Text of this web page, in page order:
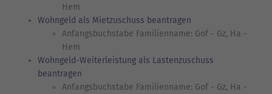
Hem
Wohngeld als Mietzuschuss beantragen
Anfangsbuchstabe Familienname: Gof - Gz, Ha -
Hem
Wohngeld-Weiterleistung als Lastenzuschuss
beantragen
Anfangsbuchstabe Familienname: Gof - Gz, Ha -